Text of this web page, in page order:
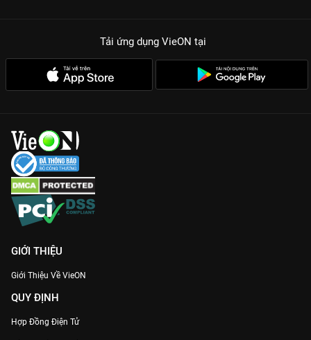
Tải ứng dụng VieON tại
GIỚI THIỆU
Giới Thiệu Về VieON
QUY ĐỊNH
Hợp Đồng Điện Tử